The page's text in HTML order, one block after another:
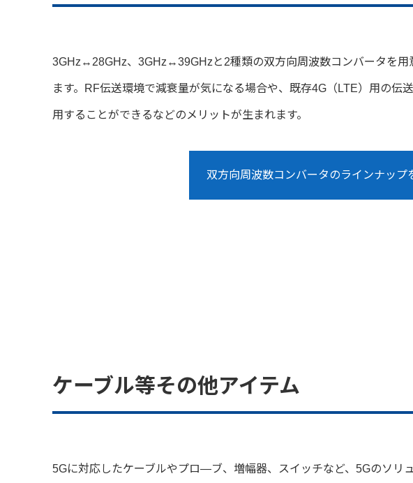
3GHz↔28GHz、3GHz↔39GHzと2種類の双方向周波数コンバータを用
ます。RF伝送環境で減衰量が気になる場合や、既存4G（LTE）用の伝
用することができるなどのメリットが生まれます。
双方向周波数コンバータのラインナップ
ケーブル等その他アイテム
5Gに対応したケーブルやプロ―ブ、増幅器、スイッチなど、5Gのソリ